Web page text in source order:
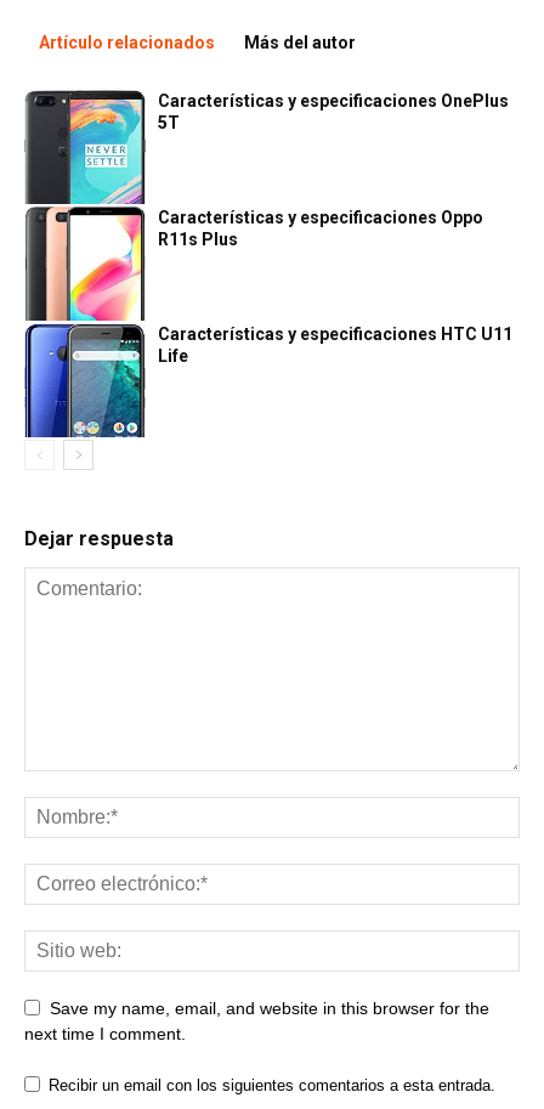
Artículo relacionados Más del autor
Características y especificaciones OnePlus
5T
Características y especificaciones Oppo
R11s Plus
Características y especificaciones HTC U11
Life
Dejar respuesta
Save my name, email, and website in this browser for the
next time I comment.
Recibir un email con los siguientes comentarios a esta entrada.